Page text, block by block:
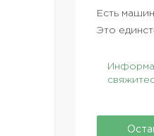
Есть
Это